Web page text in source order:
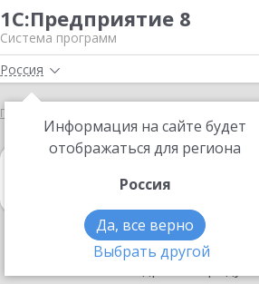
1С:Предприятие 8
Система программ
Россия
Информация на сайте будет
отображаться для региона
Россия
Да, все верно
Выбрать другой
Главная 1С:Зарплата и кадры
в Вольске
Ознакомьтесь с